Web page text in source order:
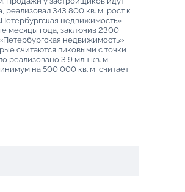
реализовал 343 800 кв. м, рост к
недвижимость»
месяцы года, заключив 2300
недвижимость»
считаются пиковыми с точки
реализовано 3,9 млн кв. м
на 500 000 кв. м, считает